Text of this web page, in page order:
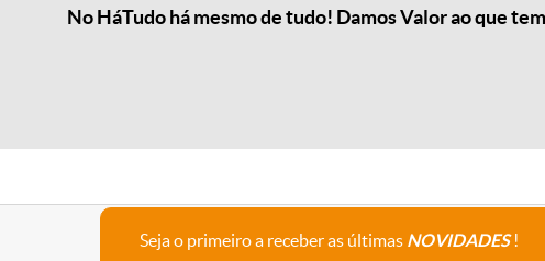
No HáTudo há mesmo de tudo! Damos Valor ao que
A empresa
Seja o primeiro a receber as últimas NOVIDADES!